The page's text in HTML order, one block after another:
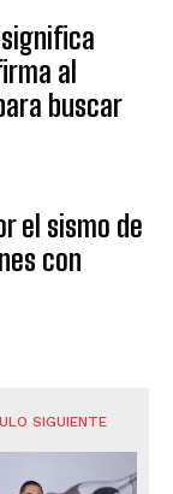
al
buscar
el sismo de
con
SIGUIENTE